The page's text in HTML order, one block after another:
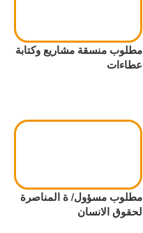
مطلوب منسقة مشاريع وكتابة
عطاءات
مطلوب مسؤول/ ة المناصرة
لحقوق الانسان